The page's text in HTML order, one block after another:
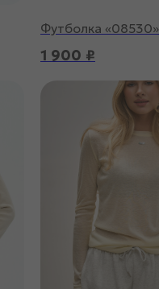
Футболка «08530»
1 900 ₽